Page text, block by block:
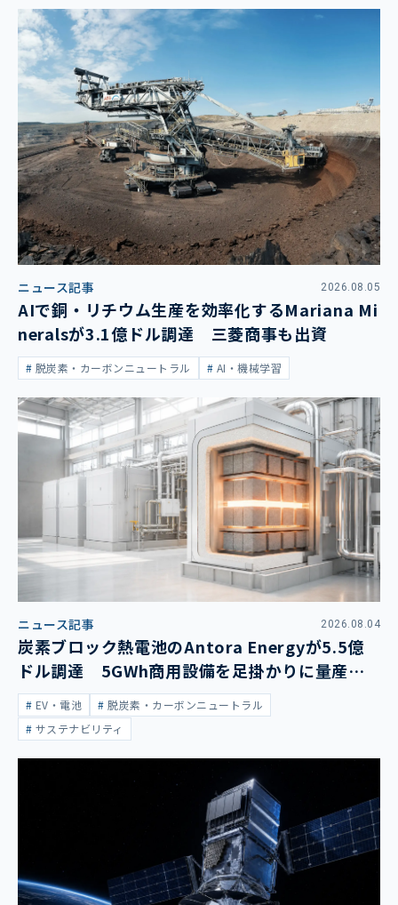
ニュース記事 2026.08.05
AIで銅・リチウム生産を効率化するMariana Mi
neralsが3.1億ドル調達 三菱商事も出資
脱炭素・カーボンニュートラル AI・機械学習
ニュース記事 2026.08.04
炭素ブロック熱電池のAntora Energyが5.5億
ドル調達 5GWh商用設備を足掛かりに量産拡
大EV・電池
脱炭素・カーボンニュートラル
サステナビリティ